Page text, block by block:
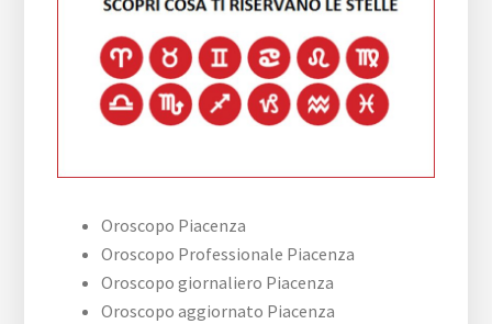
Oroscopo Piacenza
Oroscopo Professionale Piacenza
Oroscopo giornaliero Piacenza
Oroscopo aggiornato Piacenza